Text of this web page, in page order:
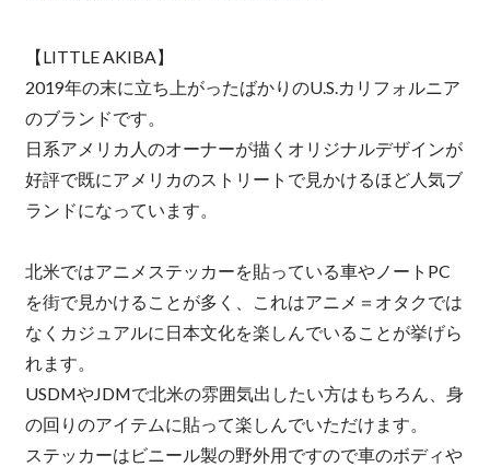
【LITTLE AKIBA】
2019年の末に立ち上がったばかりのU.S.カリフォルニア
のブランドです。
日系アメリカ人のオーナーが描くオリジナルデザインが
好評で既にアメリカのストリートで見かけるほど人気ブ
ランドになっています。
北米ではアニメステッカーを貼っている車やノートPC
を街で見かけることが多く、これはアニメ＝オタクでは
なくカジュアルに日本文化を楽しんでいることが挙げら
れます。
USDMやJDMで北米の雰囲気出したい方はもちろん、身
の回りのアイテムに貼って楽しんでいただけます。
ステッカーはビニール製の野外用ですので車のボディや